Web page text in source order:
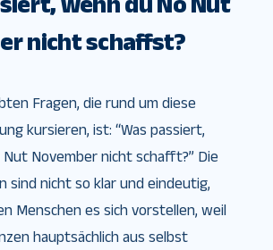
nicht schaffst?
Fragen, die rund um diese
kursieren, ist: “Was passiert,
November nicht schafft?” Die
sind nicht so klar und eindeutig,
Menschen es sich vorstellen, weil
hauptsächlich aus selbst